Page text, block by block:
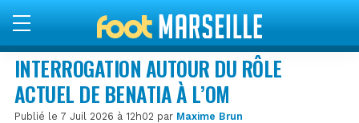
INTERROGATION AUTOUR DU RÔLE
ACTUEL DE BENATIA À L’OM
Publié le 7 Juil 2026 à 12h02 par Maxime Brun